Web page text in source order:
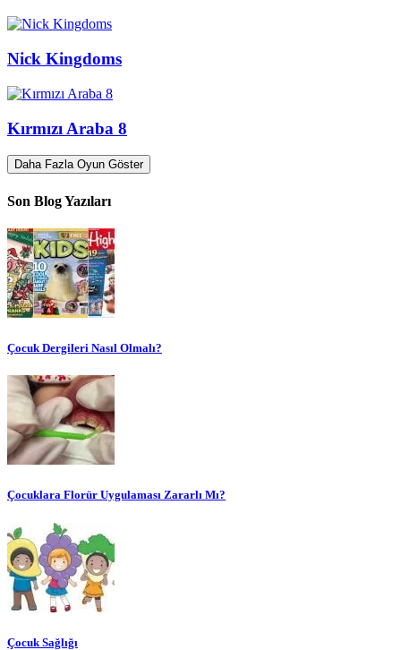
Nick Kingdoms
Kırmızı Araba 8
Daha Fazla Oyun Göster
Son Blog Yazıları
Çocuk Dergileri Nasıl Olmalı?
Çocuklara Florür Uygulaması Zararlı Mı?
Çocuk Sağlığı